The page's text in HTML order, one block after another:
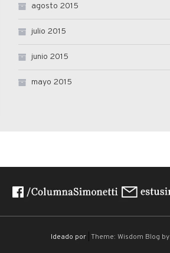
agosto 2015
julio 2015
junio 2015
mayo 2015
Ideado por Theme: Wisdom Blog by